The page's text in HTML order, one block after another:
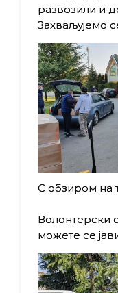
развозили и
Захваљујемо
С обзиром на
Волонтерски
можете се